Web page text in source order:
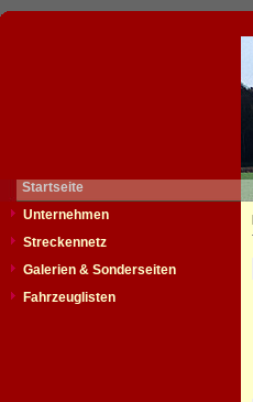
Startseite
Unternehmen
Streckennetz
Galerien & Sonderseiten
Fahrzeuglisten